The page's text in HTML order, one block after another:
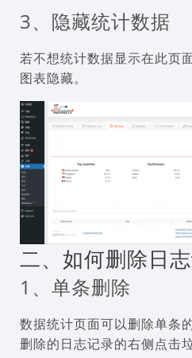
3、隐藏统计数据
若不想统计数据显示在此页
图表隐藏。
二、如何删除日
1、单条删除
数据统计页面可以删除单条
删除的日志记录的右侧点击